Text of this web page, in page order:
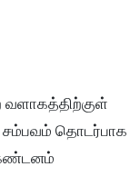
சம்பவம் தொடர்பாக